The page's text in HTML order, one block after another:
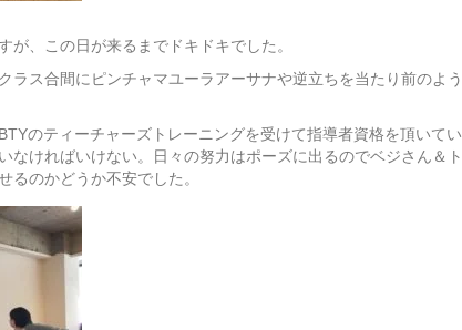
が、この日が来るまでドキドキでした。
ラス合間にピンチャマユーラアーサナや逆立ちを当たり前のよう
のティーチャーズトレーニングを受けて指導者資格を頂いてい
なければいけない。日々の努力はポーズに出るのでベジさん＆ト
るのかどうか不安でした。